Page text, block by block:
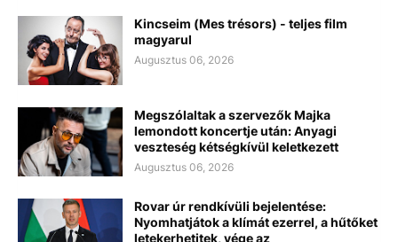
Kincseim (Mes trésors) - teljes film
magyarul
Augusztus 06, 2026
Megszólaltak a szervezők Majka
lemondott koncertje után: Anyagi
veszteség kétségkívül keletkezett
Augusztus 06, 2026
Rovar úr rendkívüli bejelentése:
Nyomhatjátok a klímát ezerrel, a hűtőket
letekerhetitek, vége az